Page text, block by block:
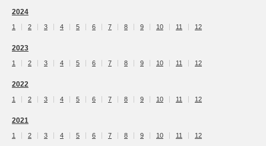
2024
1 2 3 4 5 6 7 8 9 10 11 12
2023
1 2 3 4 5 6 7 8 9 10 11 12
2022
1 2 3 4 5 6 7 8 9 10 11 12
2021
1 2 3 4 5 6 7 8 9 10 11 12